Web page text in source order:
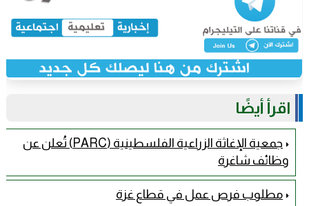
اقرأ أيضًا
جمعية الإغاثة الزراعية الفلسطينية (PARC) تُعلن عن
وظائف شاغرة
مطلوب فرص عمل في قطاع غزة